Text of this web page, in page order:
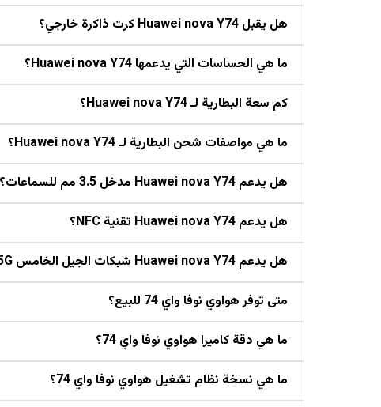
هل يقبل Huawei nova Y74 كرت ذاكرة خارجي؟
ما هي الحساسات التي يدعمها Huawei nova Y74؟
كم سعة البطارية لـ Huawei nova Y74؟
ما هي مواصفات شحن البطارية لـ Huawei nova Y74؟
هل يدعم Huawei nova Y74 مدخل 3.5 مم للسماعات؟
هل يدعم Huawei nova Y74 تقنية NFC؟
هل يدعم Huawei nova Y74 شبكات الجيل الخامس 5G؟
متى توفر هواوي نوفا واي 74 للبيع؟
ما هي دقة كاميرا هواوي نوفا واي 74؟
ما هي نسخة نظام تشغيل هواوي نوفا واي 74؟